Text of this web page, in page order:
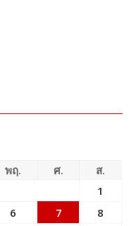
พฤ. ศ.
ส.
1
6 7
8